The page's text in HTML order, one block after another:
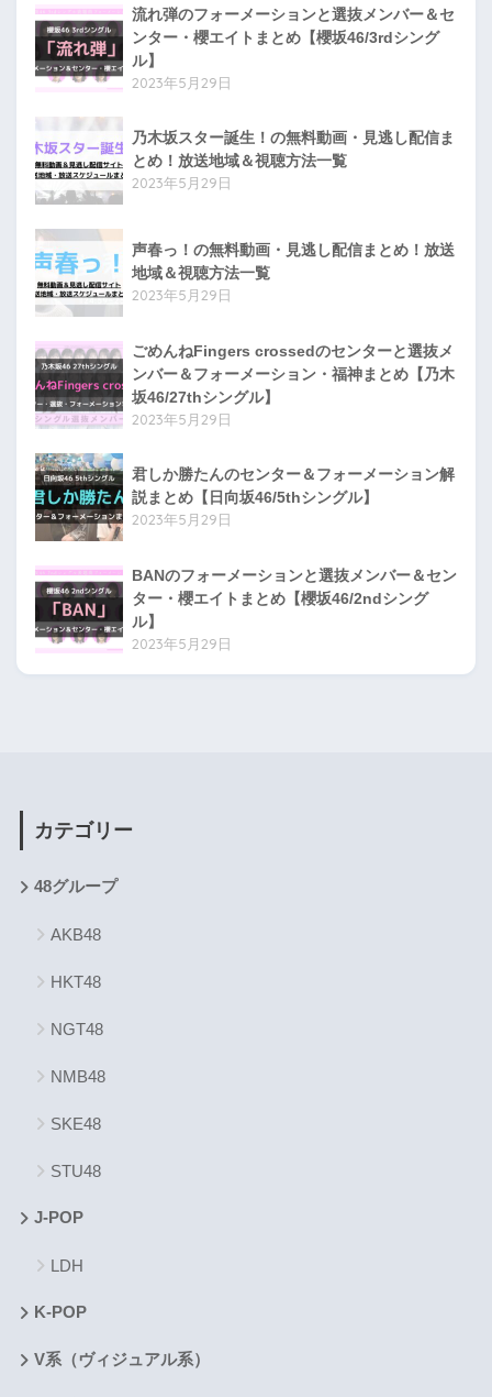
流れ弾のフォーメーションと選抜メンバー＆セ
ンター・櫻エイトまとめ【櫻坂46/3rdシング
ル】
2023年5月29日
乃木坂スター誕生！の無料動画・見逃し配信ま
とめ！放送地域＆視聴方法一覧
2023年5月29日
声春っ！の無料動画・見逃し配信まとめ！放送
地域＆視聴方法一覧
2023年5月29日
ごめんねFingers crossedのセンターと選抜メ
ンバー＆フォーメーション・福神まとめ【乃木
坂46/27thシングル】
2023年5月29日
君しか勝たんのセンター＆フォーメーション解
説まとめ【日向坂46/5thシングル】
2023年5月29日
BANのフォーメーションと選抜メンバー＆セン
ター・櫻エイトまとめ【櫻坂46/2ndシング
ル】
2023年5月29日
カテゴリー
48グループ
AKB48
HKT48
NGT48
NMB48
SKE48
STU48
J-POP
LDH
K-POP
V系（ヴィジュアル系）